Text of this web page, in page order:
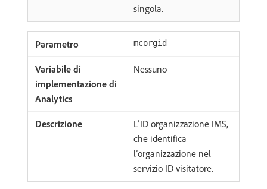
singola.
mcorgid
Nessuno
L’ID organizzazione IMS,
che identifica
l’organizzazione nel
servizio ID visitatore.